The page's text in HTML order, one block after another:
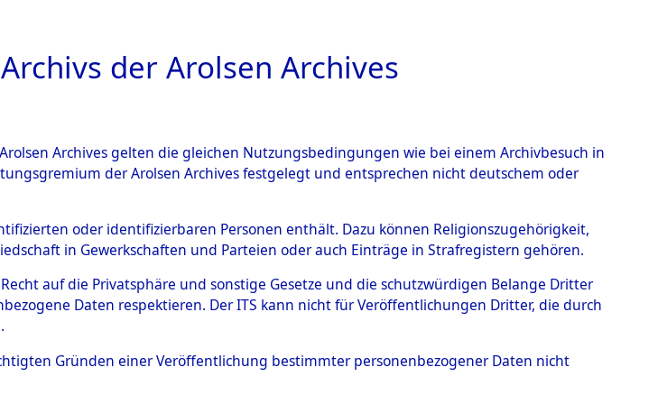
ÜBERSICHT BILD
über unbekannte ausländische
Todesopfer aus
deren Grabstätten.→0001 (84609185)
der Arolsen Archives
Archives gelten die gleichen Nutzungsbedingungen wie bei einem Archivbesuch in
der Arolsen Archives festgelegt und entsprechen nicht deutschem oder
oder identifizierbaren Personen enthält. Dazu können Religionszugehörigkeit,
in Gewerkschaften und Parteien oder auch Einträge in Strafregistern gehören.
auf die Privatsphäre und sonstige Gesetze und die schutzwürdigen Belange Dritter
Daten respektieren. Der ITS kann nicht für Veröffentlichungen Dritter, die durch
Gründen einer Veröffentlichung bestimmter personenbezogener Daten nicht